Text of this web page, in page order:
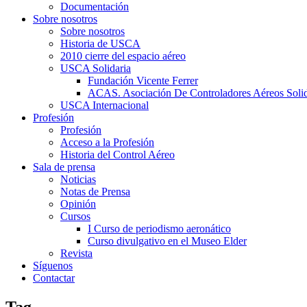
Documentación
Sobre nosotros
Sobre nosotros
Historia de USCA
2010 cierre del espacio aéreo
USCA Solidaria
Fundación Vicente Ferrer
ACAS. Asociación De Controladores Aéreos
USCA Internacional
Profesión
Profesión
Acceso a la Profesión
Historia del Control Aéreo
Sala de prensa
Noticias
Notas de Prensa
Opinión
Cursos
I Curso de periodismo aeronático
Curso divulgativo en el Museo Elder
Revista
Síguenos
Contactar